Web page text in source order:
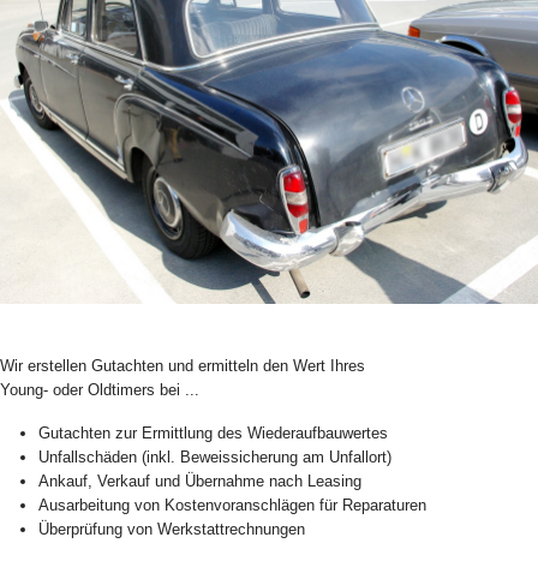
Wir erstellen Gutachten und ermitteln den Wert Ihres
Young- oder Oldtimers bei ...
Gutachten zur Ermittlung des Wiederaufbauwertes
Unfallschäden (inkl. Beweissicherung am Unfallort)
Ankauf, Verkauf und Übernahme nach Leasing
Ausarbeitung von Kostenvoranschlägen für Reparaturen
Überprüfung von Werkstattrechnungen